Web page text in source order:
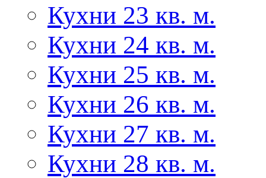
Кухни 23 кв. м.
Кухни 24 кв. м.
Кухни 25 кв. м.
Кухни 26 кв. м.
Кухни 27 кв. м.
Кухни 28 кв. м.